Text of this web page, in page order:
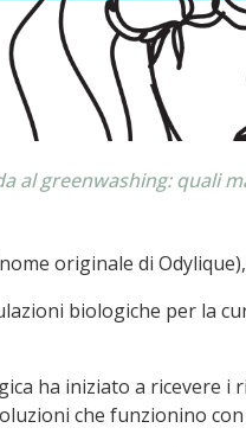
al greenwashing: quali
originale di
biologiche per la
ha iniziato a ricevere
che funzionino